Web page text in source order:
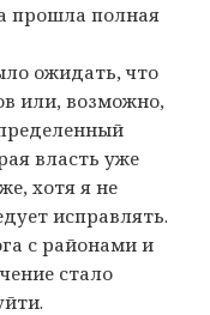
прошла полная
ожидать, что
или, возможно,
власть уже
хотя я не
исправлять.
с районами и
стало